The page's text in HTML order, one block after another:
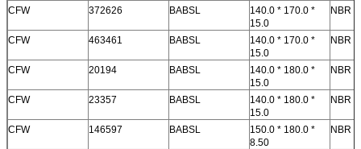
CFW 372626 BABSL
140.0 * 170.0 *
15.0
NBR
CFW 463461 BABSL
140.0 * 170.0 *
15.0
NBR
CFW 20194 BABSL
140.0 * 180.0 *
15.0
NBR
CFW 23357 BABSL
140.0 * 180.0 *
15.0
NBR
CFW 146597 BABSL
150.0 * 180.0 *
8.50
NBR